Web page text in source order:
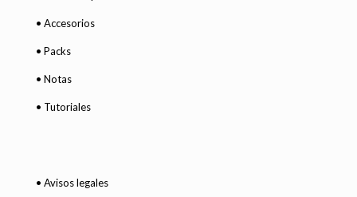
• Accesorios
• Packs
• Notas
• Tutoriales
• Avisos legales